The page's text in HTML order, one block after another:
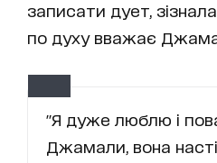
записати дует,
по духу вважає
"Я дуже люблю і
Джамали, вона